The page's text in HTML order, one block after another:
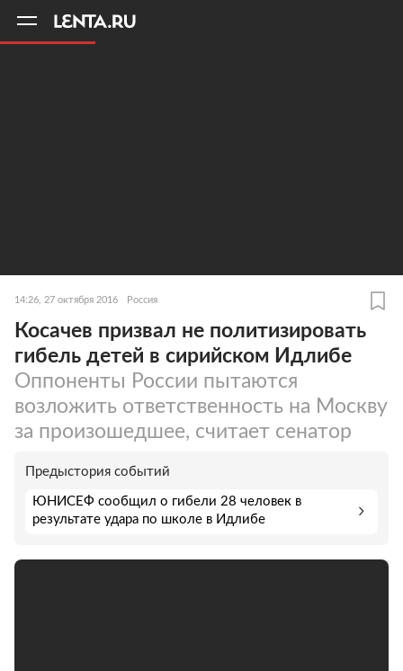
14:26, 27 октября 2016 Россия
Косачев призвал не политизировать
гибель детей в сирийском Идлибе
Оппоненты России пытаются
возложить ответственность на Москву
за произошедшее, считает сенатор
Предыстория событий
ЮНИСЕФ сообщил о гибели 28 человек в
результате удара по школе в Идлибе